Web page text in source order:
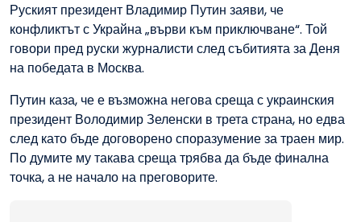
Руският президент Владимир Путин заяви, че
конфликтът с Украйна „върви към приключване“. Той
говори пред руски журналисти след събитията за Деня
на победата в Москва.
Путин каза, че е възможна негова среща с украинския
президент Володимир Зеленски в трета страна, но едва
след като бъде договорено споразумение за траен мир.
По думите му такава среща трябва да бъде финална
точка, а не начало на преговорите.